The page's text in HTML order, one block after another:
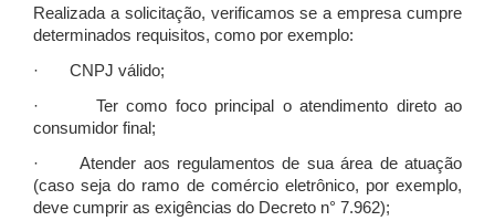
Realizada a solicitação, verificamos se a empresa cumpre
determinados requisitos, como por exemplo:
· CNPJ válido;
· Ter como foco principal o atendimento direto ao
consumidor final;
· Atender aos regulamentos de sua área de atuação
(caso seja do ramo de comércio eletrônico, por exemplo,
deve cumprir as exigências do Decreto n° 7.962);